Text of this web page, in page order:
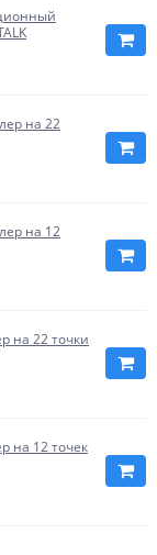
на 22
на 12
на 22 точки
на 12 точек